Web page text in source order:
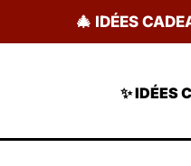
🎄 IDÉES
✨ IDÉES